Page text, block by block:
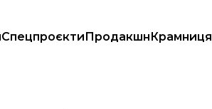
СпецпроєктиПродакшнКрамниця